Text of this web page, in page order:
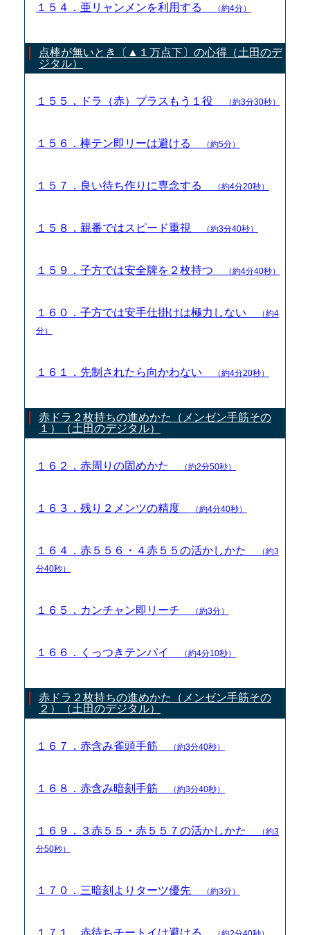
１５４．亜リャンメンを利用する （約4分）
点棒が無いとき〔▲１万点下〕の心得（土田のデ
ジタル）
１５５．ドラ（赤）プラスもう１役 （約3分30秒）
１５６．棒テン即リーは避ける （約5分）
１５７．良い待ち作りに専念する （約4分20秒）
１５８．親番ではスピード重視 （約3分40秒）
１５９．子方では安全牌を２枚持つ （約4分40秒）
１６０．子方では安手仕掛けは極力しない
（約4
分）
１６１．先制されたら向かわない （約4分20秒）
赤ドラ２枚持ちの進めかた（メンゼン手筋その
１）（土田のデジタル）
１６２．赤周りの固めかた （約2分50秒）
１６３．残り２メンツの精度 （約4分40秒）
１６４．赤５５６・４赤５５の活かしかた
（約3
分40秒）
１６５．カンチャン即リーチ （約3分）
１６６．くっつきテンパイ （約4分10秒）
赤ドラ２枚持ちの進めかた（メンゼン手筋その
２）（土田のデジタル）
１６７．赤含み雀頭手筋 （約3分40秒）
１６８．赤含み暗刻手筋 （約3分40秒）
１６９．３赤５５・赤５５７の活かしかた
（約3
分50秒）
１７０．三暗刻よりターツ優先 （約3分）
１７１．赤待ちチートイは避ける